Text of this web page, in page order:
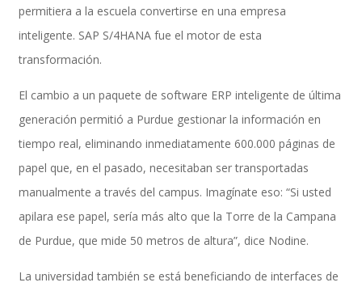
Móvil
Beneficios a la carta
CFDI Automation Nómina
permitiera a la escuela convertirse en una empresa
inteligente. SAP S/4HANA fue el motor de esta
transformación.
El cambio a un paquete de software ERP inteligente de última
generación permitió a Purdue gestionar la información en
tiempo real, eliminando inmediatamente 600.000 páginas de
papel que, en el pasado, necesitaban ser transportadas
manualmente a través del campus. Imagínate eso: “Si usted
apilara ese papel, sería más alto que la Torre de la Campana
de Purdue, que mide 50 metros de altura”, dice Nodine.
La universidad también se está beneficiando de interfaces de